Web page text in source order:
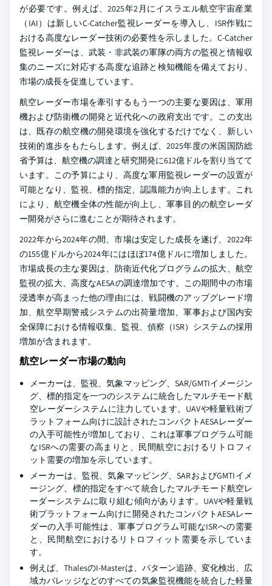
が必要です。例えば、2025年2月にイスラエル航空宇宙産業
（IAI）は新しいC-Catcher監視レーダーを導入し、ISR作戦に
おける高度なレーダー技術の必要性を示しました。C-Catcher
監視レーダーは、武装・非武装の軍隊の両方の監視と情報収
集のニーズに対応する高度な追跡と検知機能を備えており、
市場の成長を促進しています。
航空レーダー市場を牽引するもう一つの主要な要因は、軍用
機および防衛機の開発と近代化への政府支出です。この支出
は、既存の航空機の開発環境を強化するだけでなく、新しい
技術的進歩をもたらします。例えば、2025年度の米国国防総
省予算は、航空機の調達と研究開発に612億ドルを割り当てて
います。この予算により、高度な軍用監視レーダーの設置が
可能となり、監視、標的指定、認識能力が向上します。これ
により、航空機全体の性能が向上し、軍事目的の航空レーダ
ー開発がさらに進むことが期待されます。
2022年から2024年の間、市場は安定した成長を遂げ、2022年
の155億ドルから2024年にはほぼ174億ドルに増加しました。
市場成長の主な要因は、防衛近代化プログラムの拡大、航空
監視の拡大、高度なAESAの調達増加です。この期間中の市場
浸透率が高まった他の理由には、戦闘機のアップグレード増
加、航空早期警戒システムの出荷量増加、軍事および国内安
全保障における情報収集、監視、偵察（ISR）システムの採用
増加が含まれます。
航空レーダー市場の動向
メーカーは、監視、気象マッピング、SAR/GMTIイメージン
グ、標的指定を一つのシステムに統合したマルチモード航
空レーダーシステムに注力しています。UAVや軽量戦術プ
ラットフォーム向けに設計されたコンパクトAESAレーダー
の入手可能性が増加しており、これは軍事プログラム可能
なISRへの需要の高まりと、民間航空におけるリトロフィ
ット需要の増加を示しています。
メーカーは、監視、気象マッピング、SARおよびGMTIイメ
ージング、標的指定をすべて統合したマルチモード航空レ
ーダーシステムに取り組む傾向があります。UAVや軽量戦
術プラットフォーム向けに開発されたコンパクトAESAレー
ダーの入手可能性は、軍事プログラム可能なISRへの需要
と、民間航空におけるリトロフィット需要を示していま
す。
例えば、ThalesのI-Masterは、パターン追跡、変化検出、広
域カバレッジなどのすべての気象監視機能を統合した軽量